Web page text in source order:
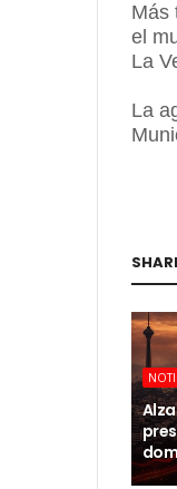
Más
el
La
La